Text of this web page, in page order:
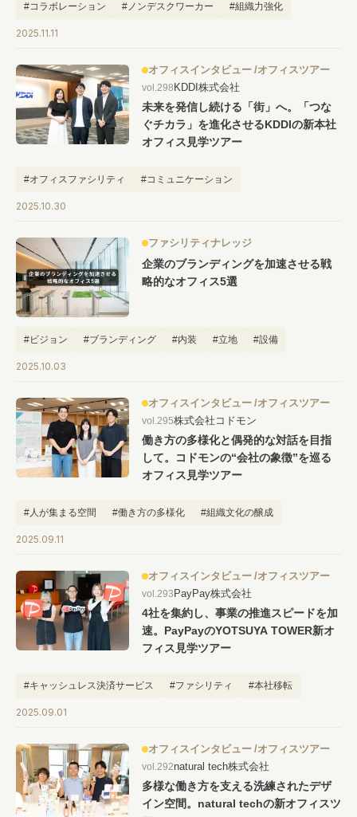
#コラボレーション #ノンデスクワーカー #組織力強化
#虎ノ門移転
2025.11.11
オフィスインタビュー オフィスツアー
vol.298 KDDI株式会社
未来を発信し続ける「街」へ。「つな
ぐチカラ」を進化させるKDDIの新本社
オフィス見学ツアー
#オフィスファシリティ #コミュニケーション
#働き方をアップデート
2025.10.30
ファシリティナレッジ
企業のブランディングを加速させる戦
略的なオフィス5選
#ビジョン #ブランディング #内装 #立地 #設備
2025.10.03
オフィスインタビュー オフィスツアー
vol.295株式会社コドモン
働き方の多様化と偶発的な対話を目指
して。コドモンの“会社の象徴”を巡る
オフィス見学ツアー
#人が集まる空間 #働き方の多様化 #組織文化の醸成
2025.09.11
オフィスインタビュー オフィスツアー
vol.293 PayPay株式会社
4社を集約し、事業の推進スピードを加
速。PayPayのYOTSUYA TOWER新オ
フィス見学ツアー
#キャッシュレス決済サービス #ファシリティ #本社移転
2025.09.01
オフィスインタビュー オフィスツアー
vol.292natural tech株式会社
多様な働き方を支える洗練されたデザ
イン空間。natural techの新オフィスツ